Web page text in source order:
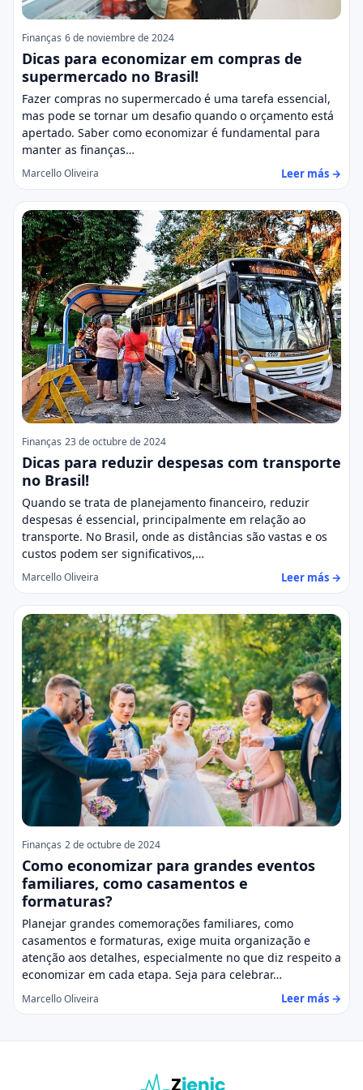
Finanças 6 de noviembre de 2024
Dicas para economizar em compras de
supermercado no Brasil!
Fazer compras no supermercado é uma tarefa essencial,
mas pode se tornar um desafio quando o orçamento está
apertado. Saber como economizar é fundamental para
manter as finanças…
Marcello Oliveira Leer más →
Finanças 23 de octubre de 2024
Dicas para reduzir despesas com transporte
no Brasil!
Quando se trata de planejamento financeiro, reduzir
despesas é essencial, principalmente em relação ao
transporte. No Brasil, onde as distâncias são vastas e os
custos podem ser significativos,…
Marcello Oliveira Leer más →
Finanças 2 de octubre de 2024
Como economizar para grandes eventos
familiares, como casamentos e
formaturas?
Planejar grandes comemorações familiares, como
casamentos e formaturas, exige muita organização e
atenção aos detalhes, especialmente no que diz respeito a
economizar em cada etapa. Seja para celebrar…
Marcello Oliveira Leer más →